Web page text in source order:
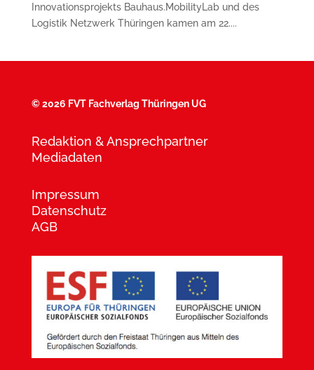
Innovationsprojekts Bauhaus.MobilityLab und des
Logistik Netzwerk Thüringen kamen am 22....
©2026 FVT Fachverlag Thüringen UG
Redaktion & Ansprechpartner
Mediadaten
Impressum
Datenschutz
AGB